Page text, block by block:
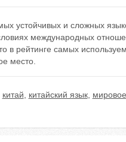
устойчивых и сложных
международных
в рейтинге самых
место.
китай китайский язык,